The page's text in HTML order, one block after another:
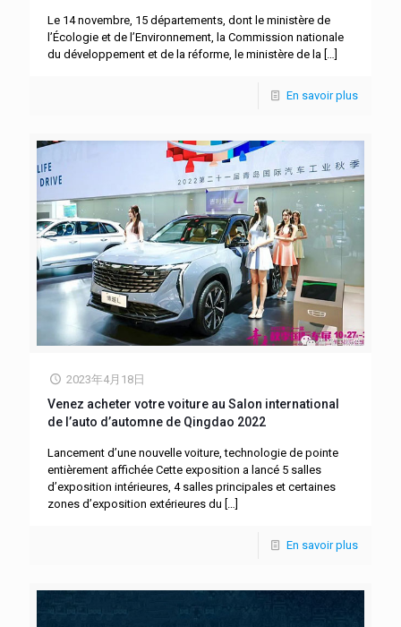
Le 14 novembre, 15 départements, dont le ministère de
l’Écologie et de l’Environnement, la Commission nationale
du développement et de la réforme, le ministère de la
En savoir plus
2023年4月18日
Venez acheter votre voiture au Salon international
de l’auto d’automne de Qingdao 2022
Lancement d’une nouvelle voiture, technologie de pointe
entièrement affichée Cette exposition a lancé 5 salles
d’exposition intérieures, 4 salles principales et certaines
zones d’exposition extérieures du
En savoir plus